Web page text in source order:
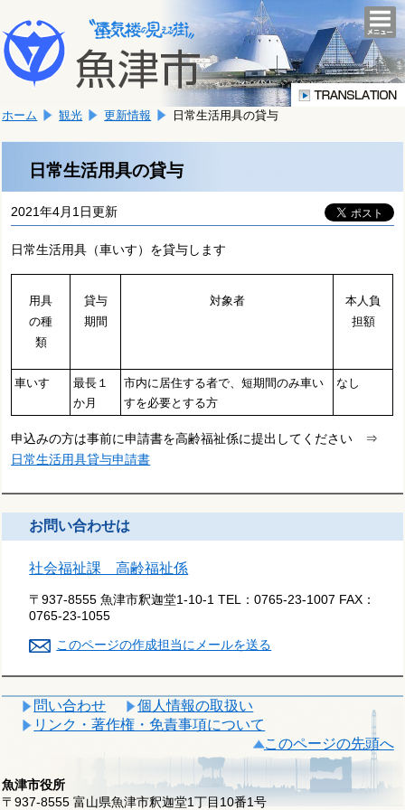
文
へ
移
ま
す。
こ
か
文
ホーム 観光 更新情報 日常生活用具の貸与
日常生活用具の貸与
2021年4月1日更新
日常生活用具（車いす）を貸与します
用具
の種
類
貸与
期間
対象者
本人負
担額
車いす
最長１
か月
市内に居住する者で、短期間のみ車い
すを必要とする方
なし
申込みの方は事前に申請書を高齢福祉係に提出してください ⇒
日常生活用具貸与申請書
お問い合わせは
社会福祉課 高齢福祉係
〒937-8555 魚津市釈迦堂1-10-1 TEL：0765-23-1007 FAX：
0765-23-1055
このページの作成担当にメールを送る
問い合わせ
個人情報の取扱い
リンク・著作権・免責事項について
このページの先頭へ
魚津市役所
〒937-8555 富山県魚津市釈迦堂1丁目10番1号